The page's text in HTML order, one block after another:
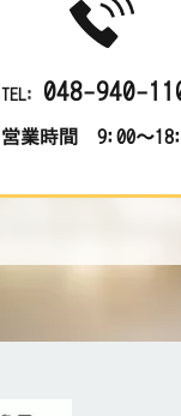
TEL: 048-940-
営業時間 9:00～